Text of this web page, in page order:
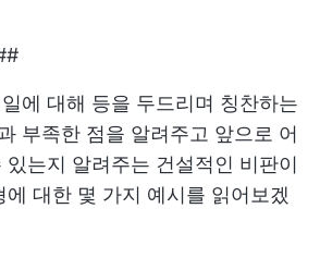
에 대해 등을 두드리며 칭찬하는
부족한 점을 알려주고 앞으로 어
는지 알려주는 건설적인 비판이
에 대한 몇 가지 예시를 읽어보겠